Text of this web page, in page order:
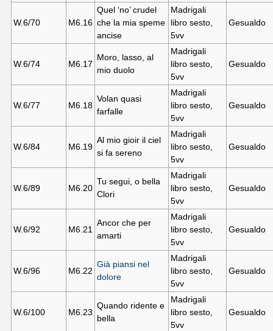
W.6/70 M6.16
Quel ‘no’ crudel
che la mia speme
ancise
Madrigali
libro sesto,
5vv
Gesualdo
W.6/74 M6.17
Moro, lasso, al
mio duolo
Madrigali
libro sesto,
5vv
Gesualdo
W.6/77 M6.18
Volan quasi
farfalle
Madrigali
libro sesto,
5vv
Gesualdo
W.6/84 M6.19
Al mio gioir il ciel
si fa sereno
Madrigali
libro sesto,
5vv
Gesualdo
W.6/89 M6.20
Tu segui, o bella
Clori
Madrigali
libro sesto,
5vv
Gesualdo
W.6/92 M6.21
Ancor che per
amarti
Madrigali
libro sesto,
5vv
Gesualdo
W.6/96 M6.22
Già piansi nel
dolore
Madrigali
libro sesto,
5vv
Gesualdo
W.6/100 M6.23
Quando ridente e
bella
Madrigali
libro sesto,
5vv
Gesualdo